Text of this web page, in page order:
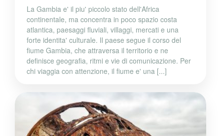
La Gambia e' il piu' piccolo stato dell'Africa
continentale, ma concentra in poco spazio costa
atlantica, paesaggi fluviali, villaggi, mercati e una
forte identita' culturale. Il paese segue il corso del
fiume Gambia, che attraversa il territorio e ne
definisce geografia, ritmi e vie di comunicazione. Per
chi viaggia con attenzione, il fiume e' una [...]